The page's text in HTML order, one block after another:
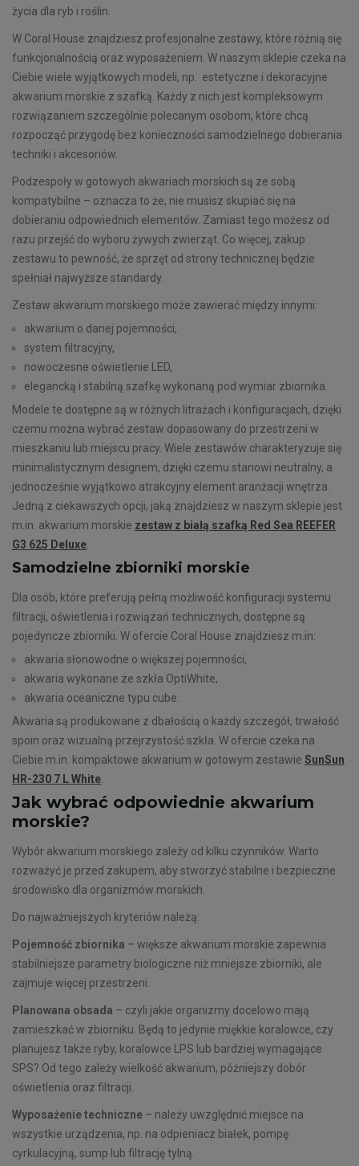
życia dla ryb i roślin.
W Coral House znajdziesz profesjonalne zestawy, które różnią się
funkcjonalnością oraz wyposażeniem. W naszym sklepie czeka na
Ciebie wiele wyjątkowych modeli, np. estetyczne i dekoracyjne
akwarium morskie z szafką. Każdy z nich jest kompleksowym
rozwiązaniem szczególnie polecanym osobom, które chcą
rozpocząć przygodę bez konieczności samodzielnego dobierania
techniki i akcesoriów.
Podzespoły w gotowych akwariach morskich są ze sobą
kompatybilne – oznacza to że, nie musisz skupiać się na
dobieraniu odpowiednich elementów. Zamiast tego możesz od
razu przejść do wyboru żywych zwierząt. Co więcej, zakup
zestawu to pewność, że sprzęt od strony technicznej będzie
spełniał najwyższe standardy.
Zestaw akwarium morskiego może zawierać między innymi:
akwarium o danej pojemności,
system filtracyjny,
nowoczesne oświetlenie LED,
elegancką i stabilną szafkę wykonaną pod wymiar zbiornika.
Modele te dostępne są w różnych litrażach i konfiguracjach, dzięki
czemu można wybrać zestaw dopasowany do przestrzeni w
mieszkaniu lub miejscu pracy. Wiele zestawów charakteryzuje się
minimalistycznym designem, dzięki czemu stanowi neutralny, a
jednocześnie wyjątkowo atrakcyjny element aranżacji wnętrza.
Jedną z ciekawszych opcji, jaką znajdziesz w naszym sklepie jest
m.in. akwarium morskie zestaw z białą szafką Red Sea REEFER
G3 625 Deluxe
Samodzielne zbiorniki morskie
Dla osób, które preferują pełną możliwość konfiguracji systemu
filtracji, oświetlenia i rozwiązań technicznych, dostępne są
pojedyncze zbiorniki. W ofercie Coral House znajdziesz m.in:
akwaria słonowodne o większej pojemności,
akwaria wykonane ze szkła OptiWhite,
akwaria oceaniczne typu cube.
Akwaria są produkowane z dbałością o każdy szczegół, trwałość
spoin oraz wizualną przejrzystość szkła. W ofercie czeka na
Ciebie m.in. kompaktowe akwarium w gotowym zestawie SunSun
HR-230 7 L White
Jak wybrać odpowiednie akwarium
morskie?
Wybór akwarium morskiego zależy od kilku czynników. Warto
rozważyć je przed zakupem, aby stworzyć stabilne i bezpieczne
środowisko dla organizmów morskich.
Do najważniejszych kryteriów należą:
Pojemność zbiornika – większe akwarium morskie zapewnia
stabilniejsze parametry biologiczne niż mniejsze zbiorniki, ale
zajmuje więcej przestrzeni.
Planowana obsada – czyli jakie organizmy docelowo mają
zamieszkać w zbiorniku. Będą to jedynie miękkie koralowce, czy
planujesz także ryby, koralowce LPS lub bardziej wymagające
SPS? Od tego zależy wielkość akwarium, późniejszy dobór
oświetlenia oraz filtracji.
Wyposażenie techniczne – należy uwzględnić miejsce na
wszystkie urządzenia, np. na odpieniacz białek, pompę
cyrkulacyjną, sump lub filtrację tylną.